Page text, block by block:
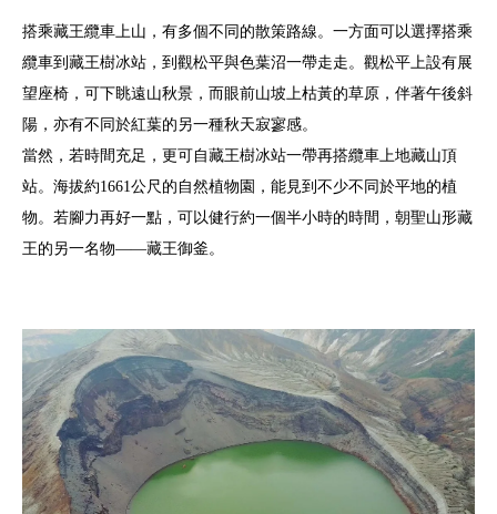
搭乘藏王纜車上山，有多個不同的散策路線。一方面可以選擇搭乘
纜車到藏王樹冰站，到觀松平與色葉沼一帶走走。觀松平上設有展
望座椅，可下眺遠山秋景，而眼前山坡上枯黃的草原，伴著午後斜
陽，亦有不同於紅葉的另一種秋天寂寥感。
當然，若時間充足，更可自藏王樹冰站一帶再搭纜車上地藏山頂
站。海拔約1661公尺的自然植物園，能見到不少不同於平地的植
物。若腳力再好一點，可以健行約一個半小時的時間，朝聖山形藏
王的另一名物——藏王御釜。